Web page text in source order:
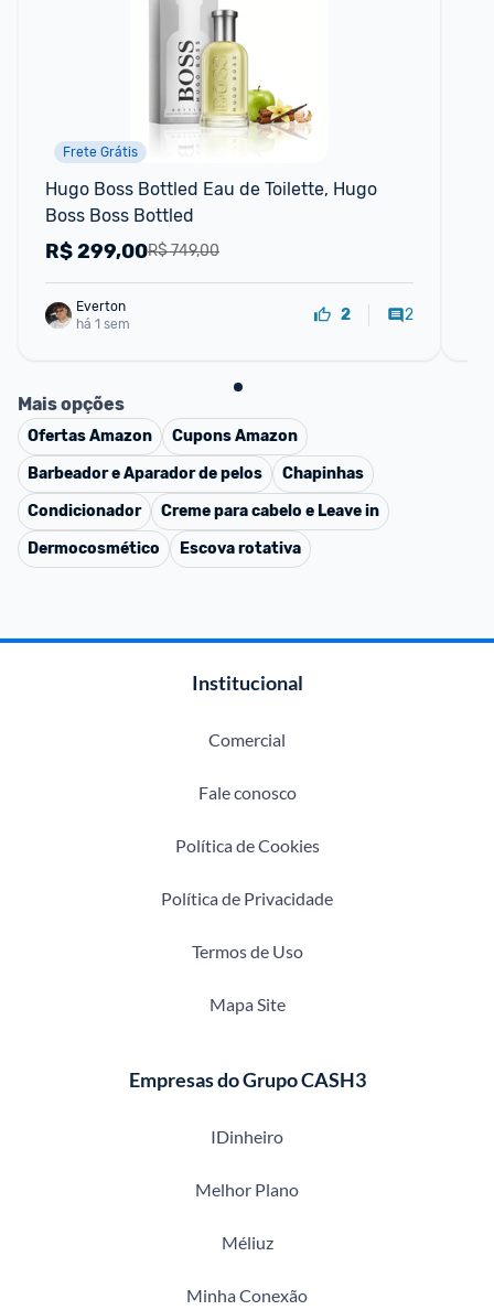
Frete Grátis
Hugo Boss Bottled Eau de Toilette, Hugo
Boss Boss Bottled
R$ 749,00
R$299,00
Everton
há 1 sem
2 2
Mais opções
OfertasAmazon CuponsAmazon
Barbeador e Aparador de pelos
Chapinhas
Condicionador
Creme para cabelo e Leave in
Dermocosmético
Escova rotativa
Institucional
Comercial
Fale conosco
Política de Cookies
Política de Privacidade
Termos de Uso
Mapa Site
Empresas do Grupo CASH3
IDinheiro
Melhor Plano
Méliuz
Minha Conexão